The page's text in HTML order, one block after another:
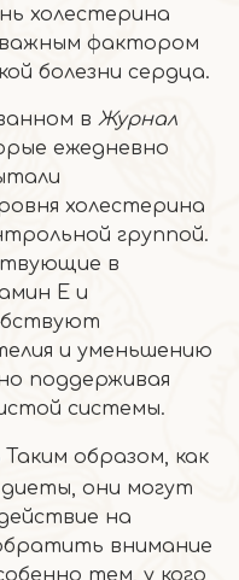
холестерина
фактором
болезни сердца.
в Журнал
ежедневно
холестерина
группой.
в
Е и
и уменьшению
поддерживая
системы.
Таким образом, как
они могут
на
внимание
тем, у кого